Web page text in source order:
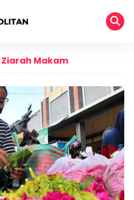
Ziarah Makam